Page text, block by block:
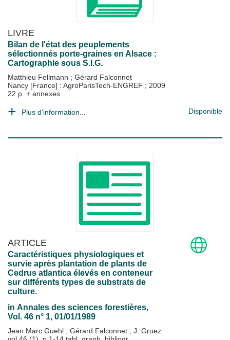
LIVRE
Bilan de l'état des peuplements
sélectionnés porte-graines en Alsace :
Cartographie sous S.I.G.
Matthieu Fellmann ; Gérard Falconnet
Nancy [France] : AgroParisTech-ENGREF ; 2009
22 p. + annexes
Plus d'information... Disponible
ARTICLE
Caractéristiques physiologiques et
survie après plantation de plants de
Cedrus atlantica élevés en conteneur
sur différents types de substrats de
culture.
in Annales des sciences forestières,
Vol. 46 n° 1, 01/01/1989
Jean Marc Guehl ; Gérard Falconnet ; J. Gruez